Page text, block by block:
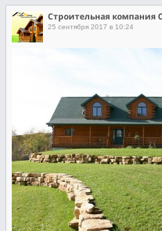
25 сентября 2017 в 10:24